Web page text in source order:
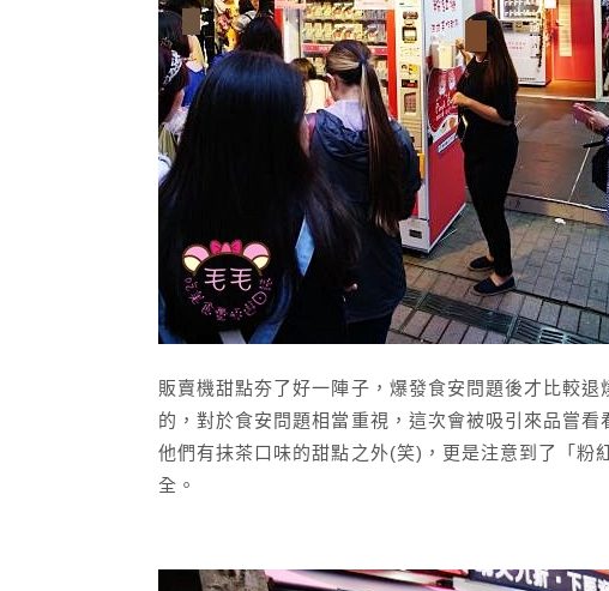
販賣機甜點夯了好一陣子，爆發食安問題後才比較
的，對於食安問題相當重視，這次會被吸引來品嘗
他們有抹茶口味的甜點之外(笑)，更是注意到了「粉
全。